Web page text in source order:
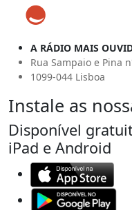
A RÁDIO MAIS
Rua Sampaio e Pina
1099-044 Lisboa
Instale as
Disponível
iPad e Android